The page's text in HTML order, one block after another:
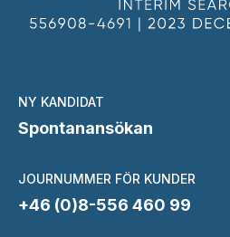
NY KANDIDAT
Spontanansökan
JOURNUMMER FÖR KUNDER
+46 (0)8-556 460 99